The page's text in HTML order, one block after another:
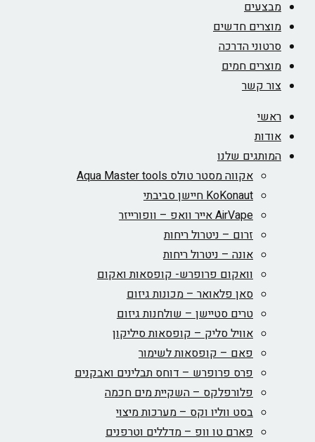
מבצעים
מוצרים חדשים
סרטוני הדרכה
מוצרים חמים
צור קשר
ראשי
אודות
המותגים שלנו
אקווה מסטר טולס Aqua Master tools
KoKonaut חיישן סביבתי
AirVape אייר וואפ – וופורייזר
זרום – ניטרול ריחות
אונה – ניטרול ריחות
וואקום פרופרש- קופסאות ואקום
סאן פלאואר – מכונות גיזום
טרים סטיישן – שולחנות גיזום
אוויל סליק – קופסאות סיליקון
פאם – קופסאות לשימור
פרס פרופרש – דוחס תבלינים ואבקנים
פלורפלקס – השקיית מים חכמה
בסט ווליו וקס – מערכות מיצוי
פארם טו וופ – מדללים וטרפנים